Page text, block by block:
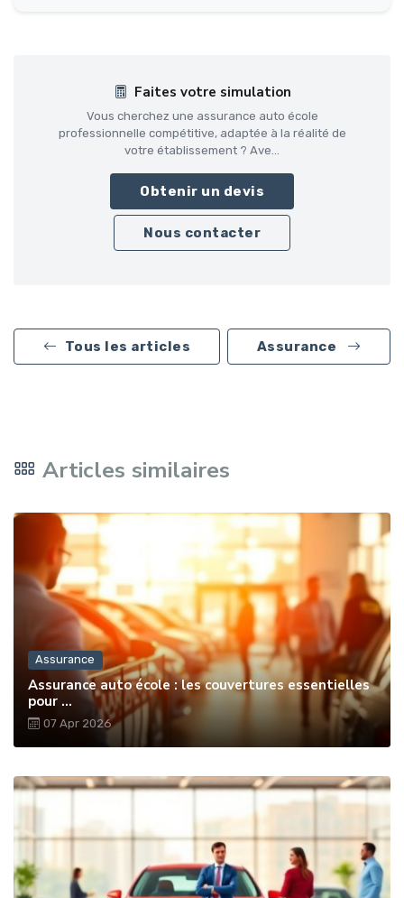
Faites votre simulation
Vous cherchez une assurance auto école
professionnelle compétitive, adaptée à la réalité de
votre établissement ? Ave...
Obtenir un devis
Nous contacter
Tous les articles Assurance
Articles similaires
Assurance
Assurance auto école : les couvertures essentielles
pour ...
07 Apr 2026